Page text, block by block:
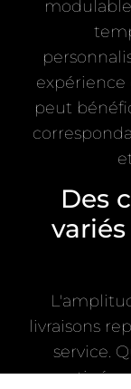
expérience
peut
Des
livraisons
service.
matinée,